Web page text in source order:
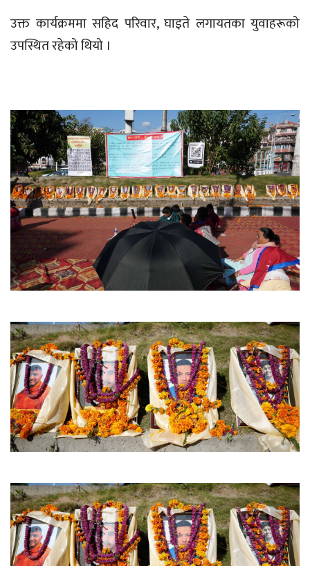
उक्त कार्यक्रममा सहिद परिवार, घाइते लगायतका युवाहरूको
उपस्थित रहेको थियो ।